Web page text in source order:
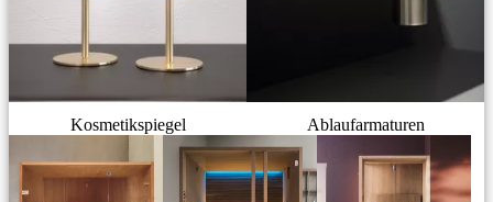
Kosmetikspiegel Ablaufarmaturen